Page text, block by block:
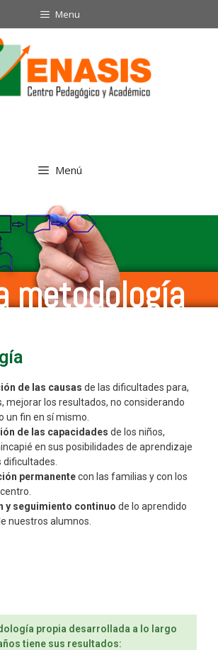
Menu
Menú
metodología
de las causas de las dificultades para,
mejorar los resultados, no considerando
un fin en sí mismo.
de las capacidades de los niños,
en sus posibilidades de aprendizaje
dificultades.
permanentecon las familias y con los
y seguimiento continuo de lo aprendido
nuestros alumnos.
propia desarrollada a lo largo
tiene sus resultados: